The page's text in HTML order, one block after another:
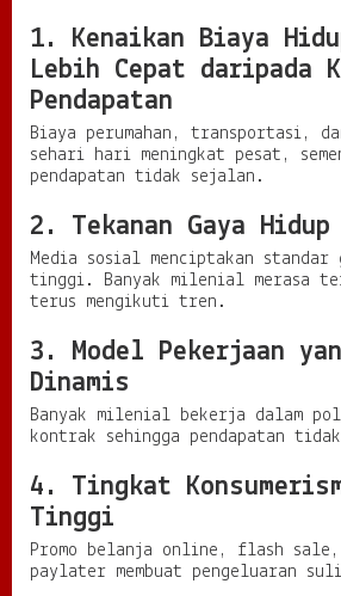
l
1. Kenaikan Biaya
Lebih Cepat daripada
Pendapatan
Biaya perumahan, transportasi,
sehari hari meningkat pesat,
pendapatan tidak sejalan.
2. Tekanan Gaya
Media sosial menciptakan standar
tinggi. Banyak milenial merasa
terus mengikuti tren.
3. Model Pekerjaan
Dinamis
Banyak milenial bekerja dalam
kontrak sehingga pendapatan
4. Tingkat
Tinggi
Promo belanja online, flash sale,
paylater membuat pengeluaran